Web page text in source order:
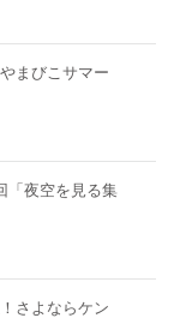
まびこサマー
「夜空を見る集
さよならケン